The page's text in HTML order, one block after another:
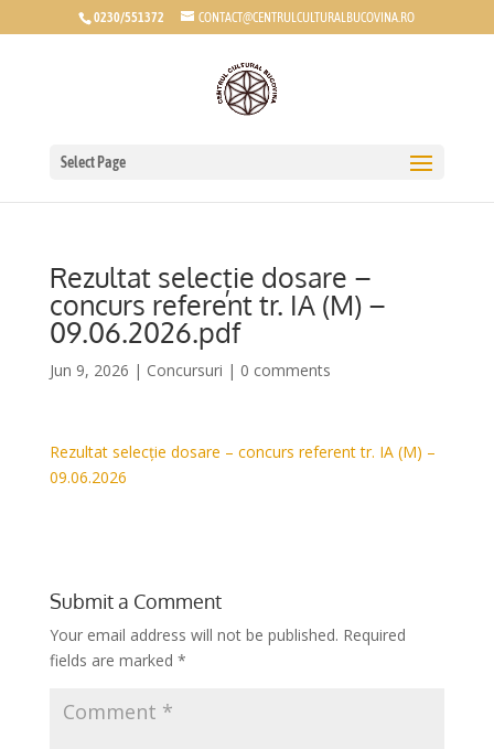
0230/551372 CONTACT@CENTRULCULTURALBUCOVINA.RO
Select Page
Rezultat selecție dosare –
concurs referent tr. IA (M) –
09.06.2026.pdf
Jun 9, 2026 | Concursuri | 0 comments
Rezultat selecție dosare – concurs referent tr. IA (M) –
09.06.2026
Submit a Comment
Your email address will not be published. Required
fields are marked *